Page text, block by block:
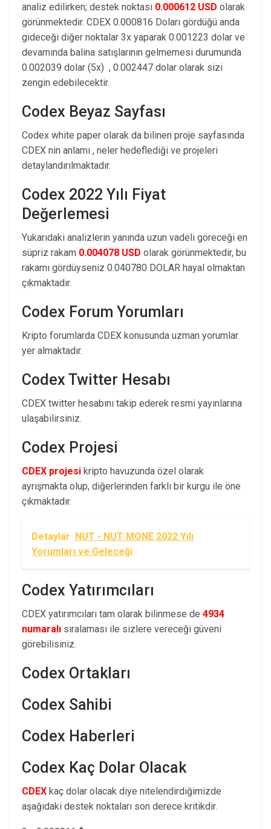
analiz edilirken; destek noktası 0.000612 USD olarak
görünmektedir. CDEX 0.000816 Doları gördüğü anda
gideceği diğer noktalar 3x yaparak 0.001223 dolar ve
devamında balina satışlarının gelmemesi durumunda
0.002039 dolar (5x) , 0.002447 dolar olarak sizi
zengin edebilecektir.
Codex Beyaz Sayfası
Codex white paper olarak da bilinen proje sayfasında
CDEX nin anlamı , neler hedeflediği ve projeleri
detaylandırılmaktadır.
Codex 2022 Yılı Fiyat
Değerlemesi
Yukarıdaki analizlerin yanında uzun vadeli göreceği en
süpriz rakam 0.004078 USD olarak görünmektedir, bu
rakamı gördüyseniz 0.040780 DOLAR hayal olmaktan
çıkmaktadır.
Codex Forum Yorumları
Kripto forumlarda CDEX konusunda uzman yorumlar
yer almaktadır.
Codex Twitter Hesabı
CDEX twitter hesabını takip ederek resmi yayınlarına
ulaşabilirsiniz.
Codex Projesi
CDEX projesi kripto havuzunda özel olarak
ayrışmakta olup, diğerlerinden farklı bir kurgu ile öne
çıkmaktadır.
Detaylar NUT - NUT MONE 2022 Yılı
Yorumları ve Geleceği
Codex Yatırımcıları
CDEX yatırımcıları tam olarak bilinmese de 4934
numaralı sıralaması ile sizlere vereceği güveni
görebilisiniz.
Codex Ortakları
Codex Sahibi
Codex Haberleri
Codex Kaç Dolar Olacak
CDEX kaç dolar olacak diye nitelendirdiğimizde
aşağıdaki destek noktaları son derece kritikdir.